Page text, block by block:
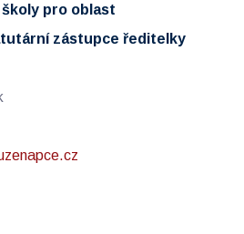
pro oblast
zástupce ředitelky